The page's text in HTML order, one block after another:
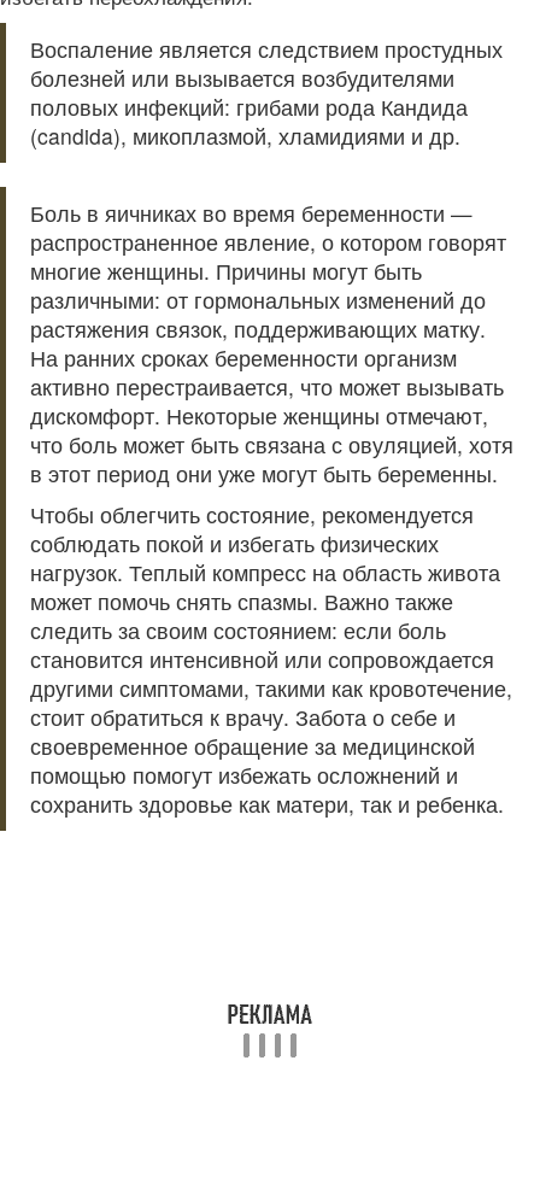
Воспаление является следствием простудных
болезней или вызывается возбудителями
половых инфекций: грибами рода Кандида
(candida), микоплазмой, хламидиями и др.
Боль в яичниках во время беременности —
распространенное явление, о котором говорят
многие женщины. Причины могут быть
различными: от гормональных изменений до
растяжения связок, поддерживающих матку.
На ранних сроках беременности организм
активно перестраивается, что может вызывать
дискомфорт. Некоторые женщины отмечают,
что боль может быть связана с овуляцией, хотя
в этот период они уже могут быть беременны.
Чтобы облегчить состояние, рекомендуется
соблюдать покой и избегать физических
нагрузок. Теплый компресс на область живота
может помочь снять спазмы. Важно также
следить за своим состоянием: если боль
становится интенсивной или сопровождается
другими симптомами, такими как кровотечение,
стоит обратиться к врачу. Забота о себе и
своевременное обращение за медицинской
помощью помогут избежать осложнений и
сохранить здоровье как матери, так и ребенка.